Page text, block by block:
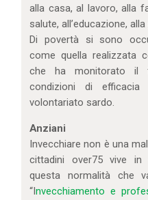
alla casa, al lavoro, alla
salute, all’educazione,
Di povertà si sono
come quella realizzata
che ha monitorato il
condizioni di
volontariato sardo.
Anziani
Invecchiare non è una
cittadini over75 vive in
questa normalità che
“Invecchiamento e